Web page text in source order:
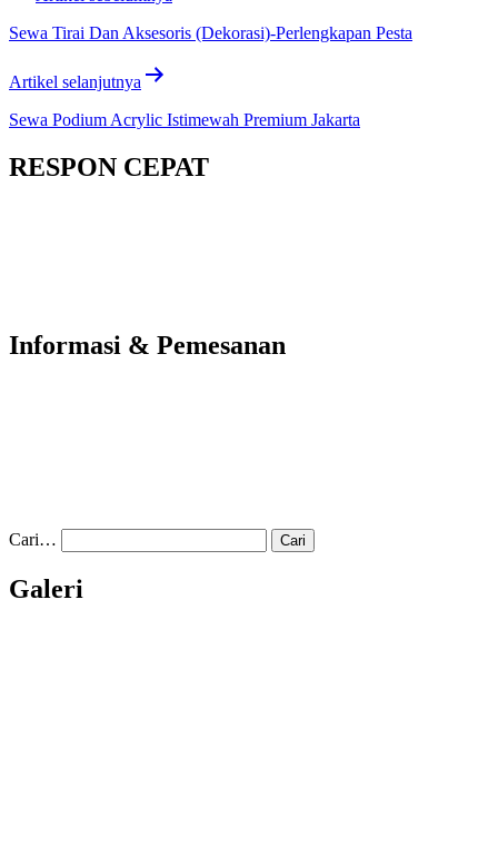
Sewa Tirai Dan Aksesoris (Dekorasi)-Perlengkapan Pesta
Artikel selanjutnya
Sewa Podium Acrylic Istimewah Premium Jakarta
RESPON CEPAT
Informasi & Pemesanan
Cari…
Galeri